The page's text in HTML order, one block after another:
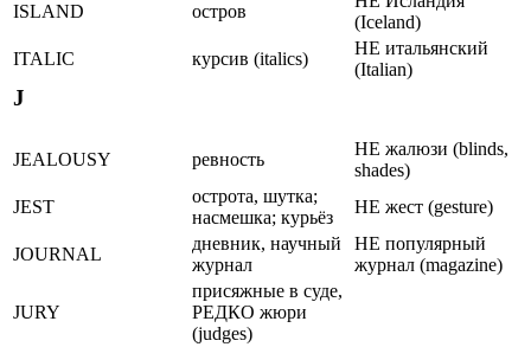
ISLAND остров
(Iceland)
ITALIC
курсив (italics)
НЕ итальянский
(Italian)
J
JEALOUSY ревность
НЕ жалюзи (blinds,
shades)
JEST
острота, шутка;
насмешка; курьёз
НЕ жест (gesture)
JOURNAL
дневник, научный
журнал
НЕ популярный
журнал (magazine)
JURY
присяжные в суде,
РЕДКО жюри
(judges)